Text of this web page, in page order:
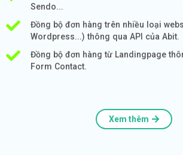
Sendo...
Đồng bộ đơn hàng trên nhiều loại
Wordpress...) thông qua API của Abit.
Đồng bộ đơn hàng từ Landingpage
Form Contact.
Xem thêm